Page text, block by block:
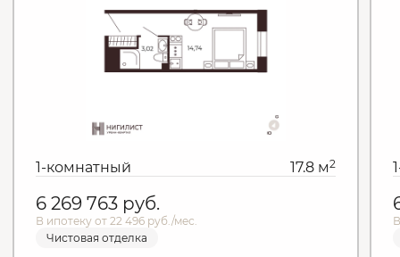
1-комнатный 17.8 м2
6 269 763 руб.
В ипотеку от 22 496 руб./мес.
Чистовая отделка